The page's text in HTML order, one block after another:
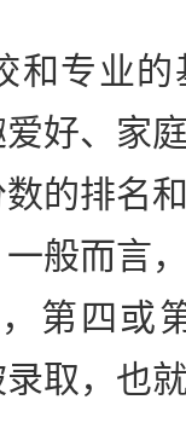
专业的
好、家
的排名
般而言
第四或
取，也